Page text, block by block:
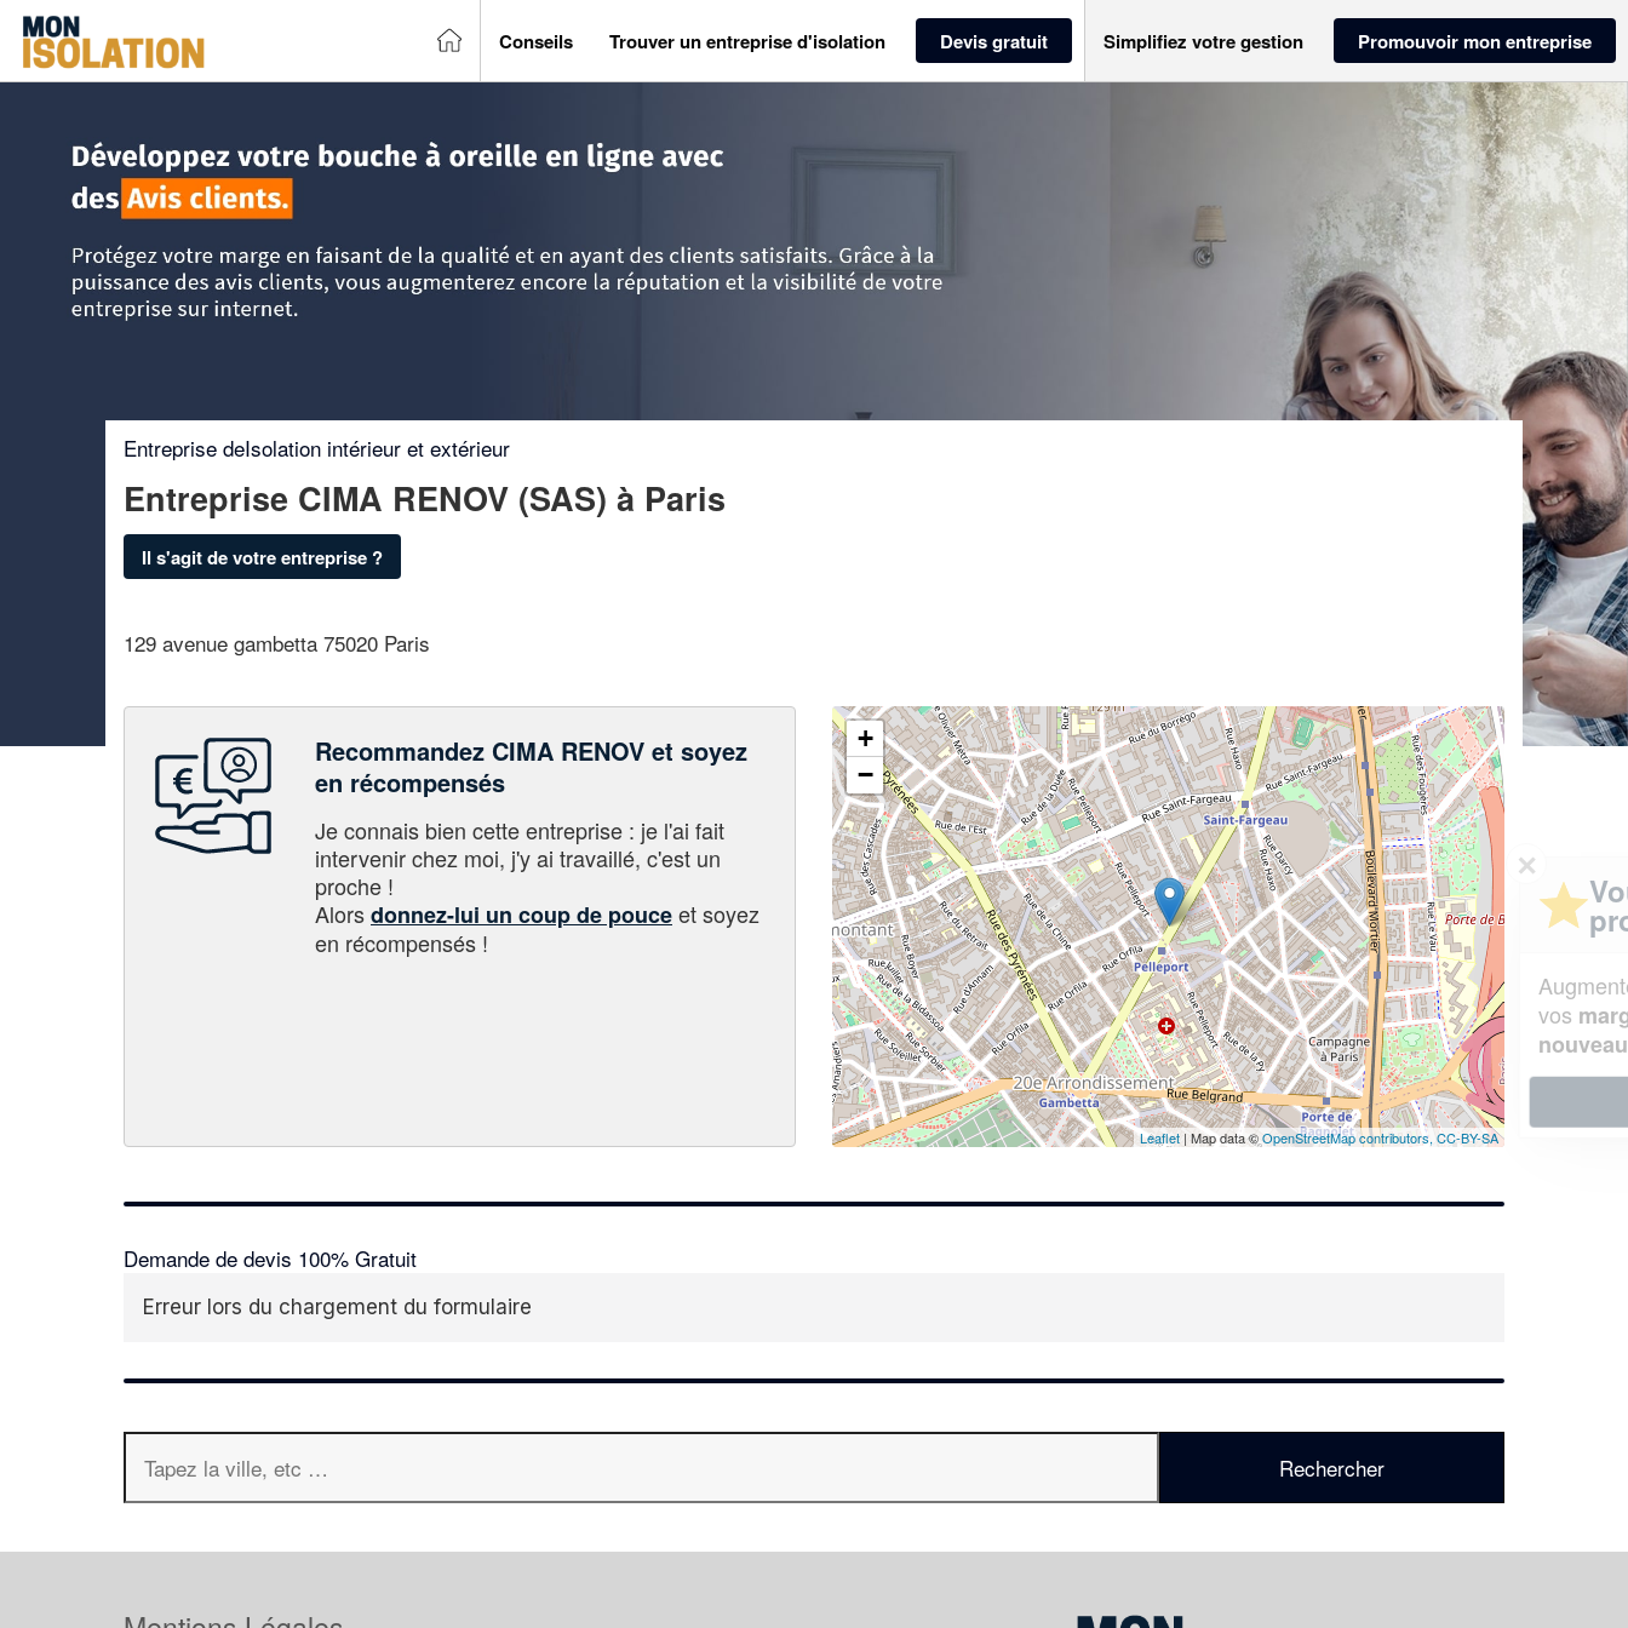
Conseils Trouver un entreprise d'isolation Devis gratuit Simplifiez votre gestion Promouvoir mon entreprise
Entreprise deIsolation intérieur et extérieur
Entreprise CIMA RENOV (SAS) à Paris
Il s'agit de votre entreprise ?
129 avenue gambetta 75020 Paris
Recommandez CIMA RENOV et soyez
en récompensés
Je connais bien cette entreprise : je l'ai fait
intervenir chez moi, j'y ai travaillé, c'est un
proche !
Alorsdonnez-lui un coup de pouceet soyez
en récompensés !
+
−
Leaflet | Map data ©OpenStreetMap contributors, CC-BY-SA
Demande de devis 100% Gratuit
Erreur lors du chargement du formulaire
✕
Vous êtes un
professionnel ?
Augmentez votrechiffre d'affaireset
vosmargestout en gagnant de
nouveaux clients!
En savoir plus